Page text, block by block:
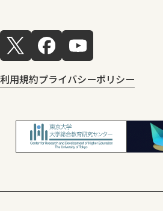
利用規約プライバシーポリシー